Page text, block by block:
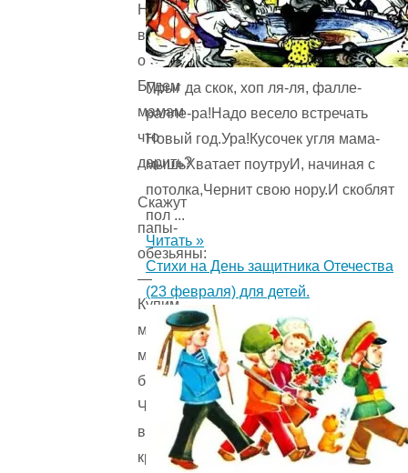
Нужно
всем
обговорить:
Будем
мамам
что
дарить?
Скажут
папы-
обезьяны:
—
Купим
мамам
мы
бананы!
Чтоб
варили
круглый
Прыг да скок, хоп ля-ля, фалле-
ралле-ра!Надо весело встречать
Новый год.Ура!Кусочек угля мама-
мышьХватает поутруИ, начиная с
потолка,Чернит свою нору.И скоблят
пол ...
Читать »
Стихи на День защитника Отечества
(23 февраля) для детей.